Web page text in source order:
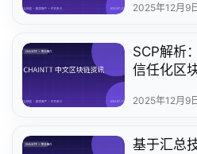
2025年12月9日
SCP解析
信任化区
2025年12月9日
基于汇总